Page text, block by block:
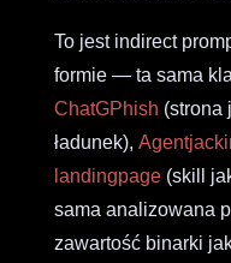
To jest indirect
formie — ta sama
ChatGPhish (strona
ładunek),
landingpage(skill
sama analizowana
zawartość binarki